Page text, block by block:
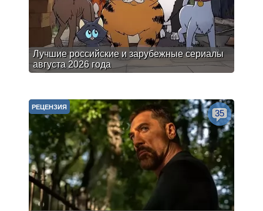
Лучшие российские и зарубежные сериалы
августа 2026 года
РЕЦЕНЗИЯ
35